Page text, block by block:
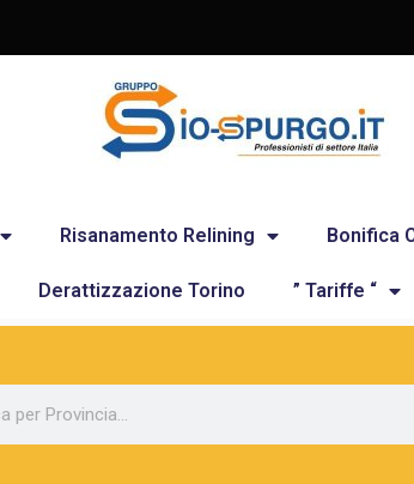
Risanamento Relining Bonifica
Derattizzazione Torino ” Tariffe “